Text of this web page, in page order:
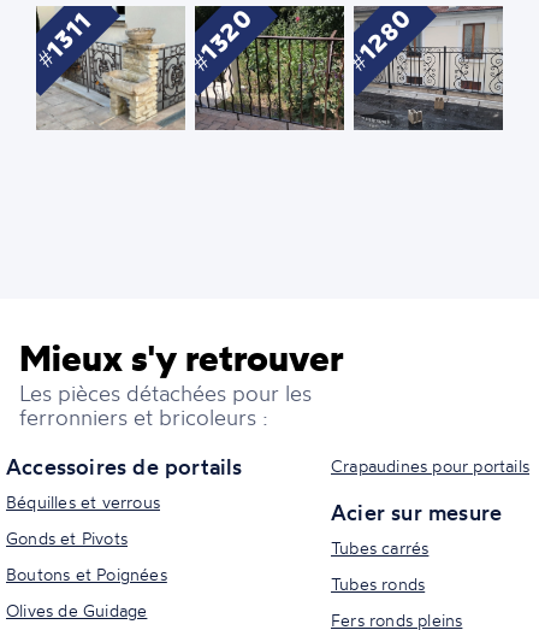
1311 1320 1280
Mieux s'y retrouver
Les pièces détachées pour les
ferronniers et bricoleurs :
Accessoires de portails
Béquilles et verrous
Gonds et Pivots
Boutons et Poignées
Olives de Guidage
Crapaudines pour portails
Acier sur mesure
Tubes carrés
Tubes ronds
Fers ronds pleins